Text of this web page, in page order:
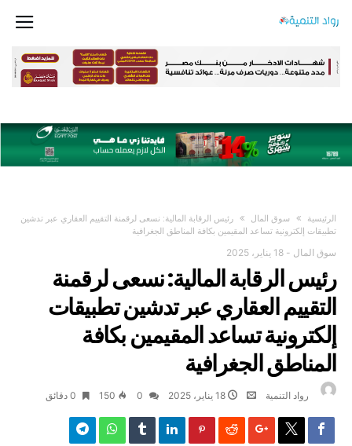
PELLENTESQUE HABITANT MORBI TRISTIQUE SENECTUS ET NETUS ET
MALESUADA FAMES AC TURPIS EGESTAS. VESTIBULUM TORTOR QUAM,
FEUGIAT VITAE, ULTRICIES EGET, TEMPOR SIT AMET, ANTE. DONEC EU
LIBERO SIT AMET QUAM EGESTAS SEMPER. AENEAN ULTRICIES MI VITAE
‫الرئيسية‬ سوق المال
رئيس الرقابة المالية: نسعى لرقمنة التقييم العقاري عبر تدشين
تطبيقات إلكترونية تساعد المقيمين بكافة المناطق الجغرافية
سوق المال - 18 يناير، 2025
رئيس الرقابة المالية: نسعى لرقمنة
التقييم العقاري عبر تدشين تطبيقات
إلكترونية تساعد المقيمين بكافة
المناطق الجغرافية
رواد التنمية 18 يناير، 2025 150 0 ‫دقائق‬